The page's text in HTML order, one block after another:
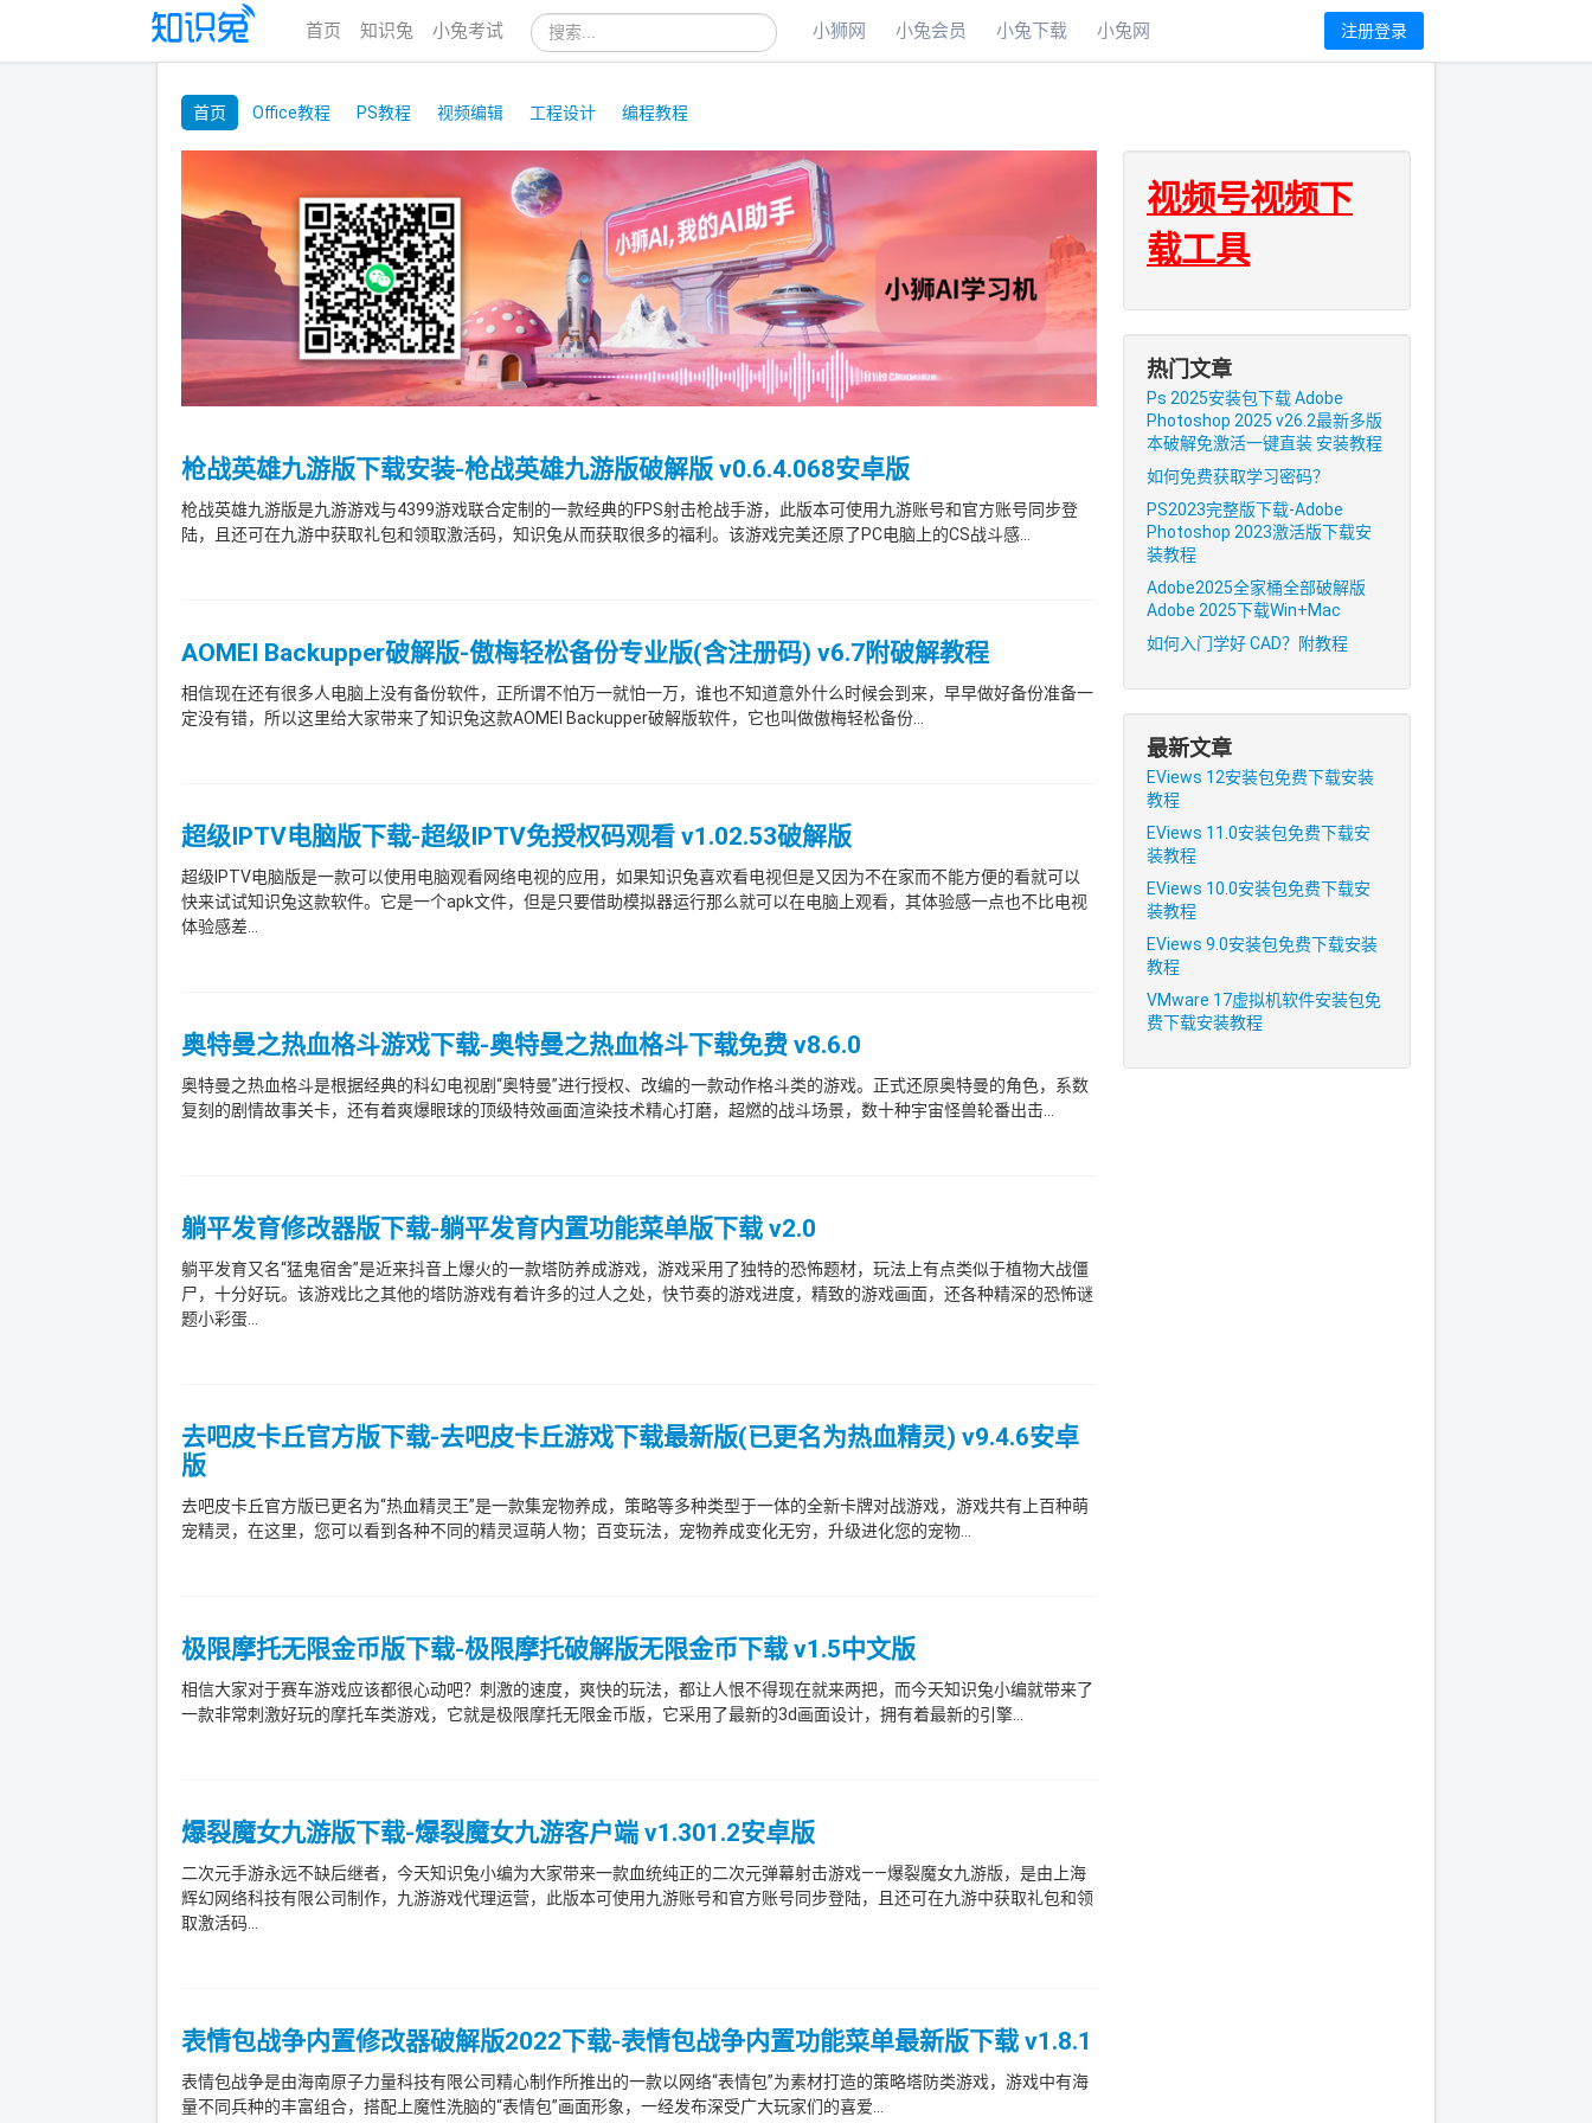
首页 知识兔 小兔考试 站
搜
索
小狮网 小兔会员 小兔下载 小兔网 注册登录
首页 Office教程 PS教程 视频编辑 工程设计 编程教程
枪战英雄九游版下载安装-枪战英雄九游版破解版 v0.6.4.068安卓版
枪战英雄九游版是九游游戏与4399游戏联合定制的一款经典的FPS射击枪战手游，此版本可使用九游账号和官方账号同步登
陆，且还可在九游中获取礼包和领取激活码，知识兔从而获取很多的福利。该游戏完美还原了PC电脑上的CS战斗感...
AOMEI Backupper破解版-傲梅轻松备份专业版(含注册码) v6.7附破解教程
相信现在还有很多人电脑上没有备份软件，正所谓不怕万一就怕一万，谁也不知道意外什么时候会到来，早早做好备份准备一
定没有错，所以这里给大家带来了知识兔这款AOMEI Backupper破解版软件，它也叫做傲梅轻松备份...
超级IPTV电脑版下载-超级IPTV免授权码观看 v1.02.53破解版
超级IPTV电脑版是一款可以使用电脑观看网络电视的应用，如果知识兔喜欢看电视但是又因为不在家而不能方便的看就可以
快来试试知识兔这款软件。它是一个apk文件，但是只要借助模拟器运行那么就可以在电脑上观看，其体验感一点也不比电视
体验感差...
奥特曼之热血格斗游戏下载-奥特曼之热血格斗下载免费 v8.6.0
奥特曼之热血格斗是根据经典的科幻电视剧“奥特曼”进行授权、改编的一款动作格斗类的游戏。正式还原奥特曼的角色，系数
复刻的剧情故事关卡，还有着爽爆眼球的顶级特效画面渲染技术精心打磨，超燃的战斗场景，数十种宇宙怪兽轮番出击...
躺平发育修改器版下载-躺平发育内置功能菜单版下载 v2.0
躺平发育又名“猛鬼宿舍”是近来抖音上爆火的一款塔防养成游戏，游戏采用了独特的恐怖题材，玩法上有点类似于植物大战僵
尸，十分好玩。该游戏比之其他的塔防游戏有着许多的过人之处，快节奏的游戏进度，精致的游戏画面，还各种精深的恐怖谜
题小彩蛋...
去吧皮卡丘官方版下载-去吧皮卡丘游戏下载最新版(已更名为热血精灵) v9.4.6安卓
版
去吧皮卡丘官方版已更名为“热血精灵王”是一款集宠物养成，策略等多种类型于一体的全新卡牌对战游戏，游戏共有上百种萌
宠精灵，在这里，您可以看到各种不同的精灵逗萌人物；百变玩法，宠物养成变化无穷，升级进化您的宠物...
极限摩托无限金币版下载-极限摩托破解版无限金币下载 v1.5中文版
相信大家对于赛车游戏应该都很心动吧？刺激的速度，爽快的玩法，都让人恨不得现在就来两把，而今天知识兔小编就带来了
一款非常刺激好玩的摩托车类游戏，它就是极限摩托无限金币版，它采用了最新的3d画面设计，拥有着最新的引擎...
爆裂魔女九游版下载-爆裂魔女九游客户端 v1.301.2安卓版
二次元手游永远不缺后继者，今天知识兔小编为大家带来一款血统纯正的二次元弹幕射击游戏——爆裂魔女九游版，是由上海
辉幻网络科技有限公司制作，九游游戏代理运营，此版本可使用九游账号和官方账号同步登陆，且还可在九游中获取礼包和领
取激活码...
表情包战争内置修改器破解版2022下载-表情包战争内置功能菜单最新版下载 v1.8.1
表情包战争是由海南原子力量科技有限公司精心制作所推出的一款以网络“表情包”为素材打造的策略塔防类游戏，游戏中有海
量不同兵种的丰富组合，搭配上魔性洗脑的“表情包”画面形象，一经发布深受广大玩家们的喜爱...
视频号视频下
载工具
热门文章
Ps 2025安装包下载 Adobe
Photoshop 2025 v26.2最新多版
本破解免激活一键直装 安装教程
如何免费获取学习密码？
PS2023完整版下载-Adobe
Photoshop 2023激活版下载安
装教程
Adobe2025全家桶全部破解版
Adobe 2025下载Win+Mac
如何入门学好 CAD？附教程
最新文章
EViews 12安装包免费下载安装
教程
EViews 11.0安装包免费下载安
装教程
EViews 10.0安装包免费下载安
装教程
EViews 9.0安装包免费下载安装
教程
VMware 17虚拟机软件安装包免
费下载安装教程